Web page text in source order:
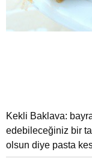
Kekli Baklava:
edebileceğiniz bir
olsun diye pasta